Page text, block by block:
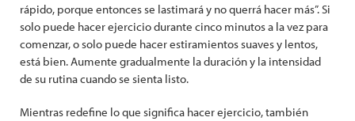
rápido, porque entonces se lastimará y no querrá hacer más”. Si
solo puede hacer ejercicio durante cinco minutos a la vez para
comenzar, o solo puede hacer estiramientos suaves y lentos,
está bien. Aumente gradualmente la duración y la intensidad
de su rutina cuando se sienta listo.
Mientras redefine lo que significa hacer ejercicio, también